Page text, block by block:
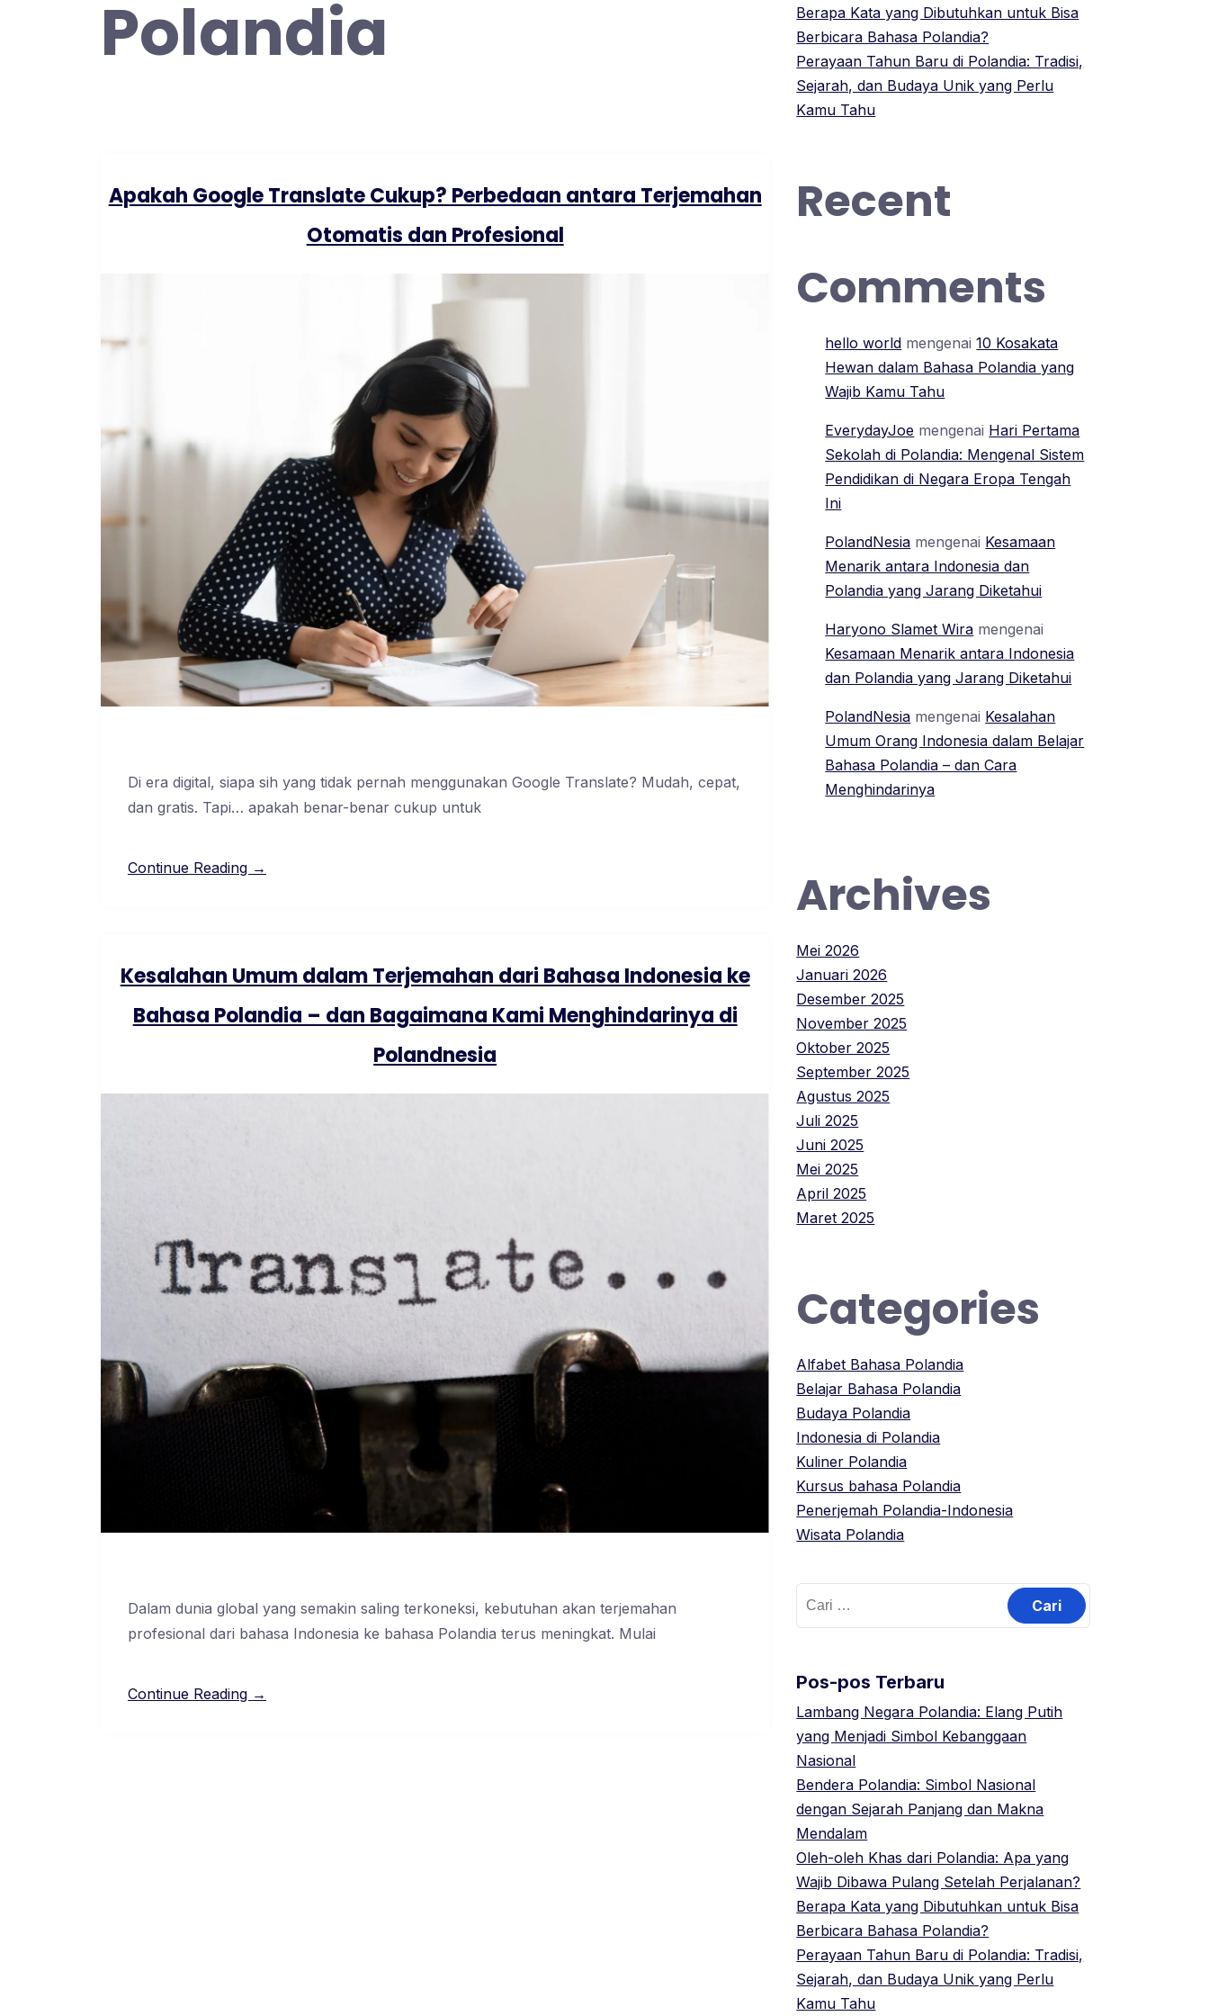
Polandia
Apakah Google Translate Cukup? Perbedaan antara Terjemahan
Otomatis dan Profesional
Di era digital, siapa sih yang tidak pernah menggunakan Google Translate? Mudah, cepat,
dan gratis. Tapi… apakah benar-benar cukup untuk
Continue Reading →
Kesalahan Umum dalam Terjemahan dari Bahasa Indonesia ke
Bahasa Polandia – dan Bagaimana Kami Menghindarinya di
Polandnesia
Dalam dunia global yang semakin saling terkoneksi, kebutuhan akan terjemahan
profesional dari bahasa Indonesia ke bahasa Polandia terus meningkat. Mulai
Continue Reading →
Berapa Kata yang Dibutuhkan untuk Bisa
Berbicara Bahasa Polandia?
Perayaan Tahun Baru di Polandia: Tradisi,
Sejarah, dan Budaya Unik yang Perlu
Kamu Tahu
Recent
Comments
hello world mengenai10 Kosakata
Hewan dalam Bahasa Polandia yang
Wajib Kamu Tahu
EverydayJoe mengenai Hari Pertama
Sekolah di Polandia: Mengenal Sistem
Pendidikan di Negara Eropa Tengah
Ini
PolandNesia mengenai Kesamaan
Menarik antara Indonesia dan
Polandia yang Jarang Diketahui
Haryono Slamet Wira mengenai
Kesamaan Menarik antara Indonesia
dan Polandia yang Jarang Diketahui
PolandNesia mengenai Kesalahan
Umum Orang Indonesia dalam Belajar
Bahasa Polandia – dan Cara
Menghindarinya
Archives
Mei 2026
Januari 2026
Desember 2025
November 2025
Oktober 2025
September 2025
Agustus 2025
Juli 2025
Juni 2025
Mei 2025
April 2025
Maret 2025
Categories
Alfabet Bahasa Polandia
Belajar Bahasa Polandia
Budaya Polandia
Indonesia di Polandia
Kuliner Polandia
Kursus bahasa Polandia
Penerjemah Polandia-Indonesia
Wisata Polandia
Pos-pos Terbaru
Lambang Negara Polandia: Elang Putih
yang Menjadi Simbol Kebanggaan
Nasional
Bendera Polandia: Simbol Nasional
dengan Sejarah Panjang dan Makna
Mendalam
Oleh-oleh Khas dari Polandia: Apa yang
Wajib Dibawa Pulang Setelah Perjalanan?
Berapa Kata yang Dibutuhkan untuk Bisa
Berbicara Bahasa Polandia?
Perayaan Tahun Baru di Polandia: Tradisi,
Sejarah, dan Budaya Unik yang Perlu
Kamu Tahu